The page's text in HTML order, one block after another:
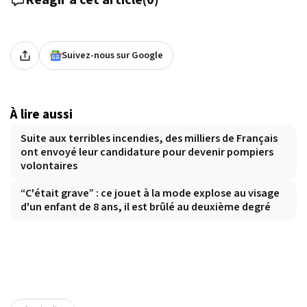
Suivez-nous sur Google
À lire aussi
Suite aux terribles incendies, des milliers de Français
ont envoyé leur candidature pour devenir pompiers
volontaires
“C'était grave” : ce jouet à la mode explose au visage
d'un enfant de 8 ans, il est brûlé au deuxième degré